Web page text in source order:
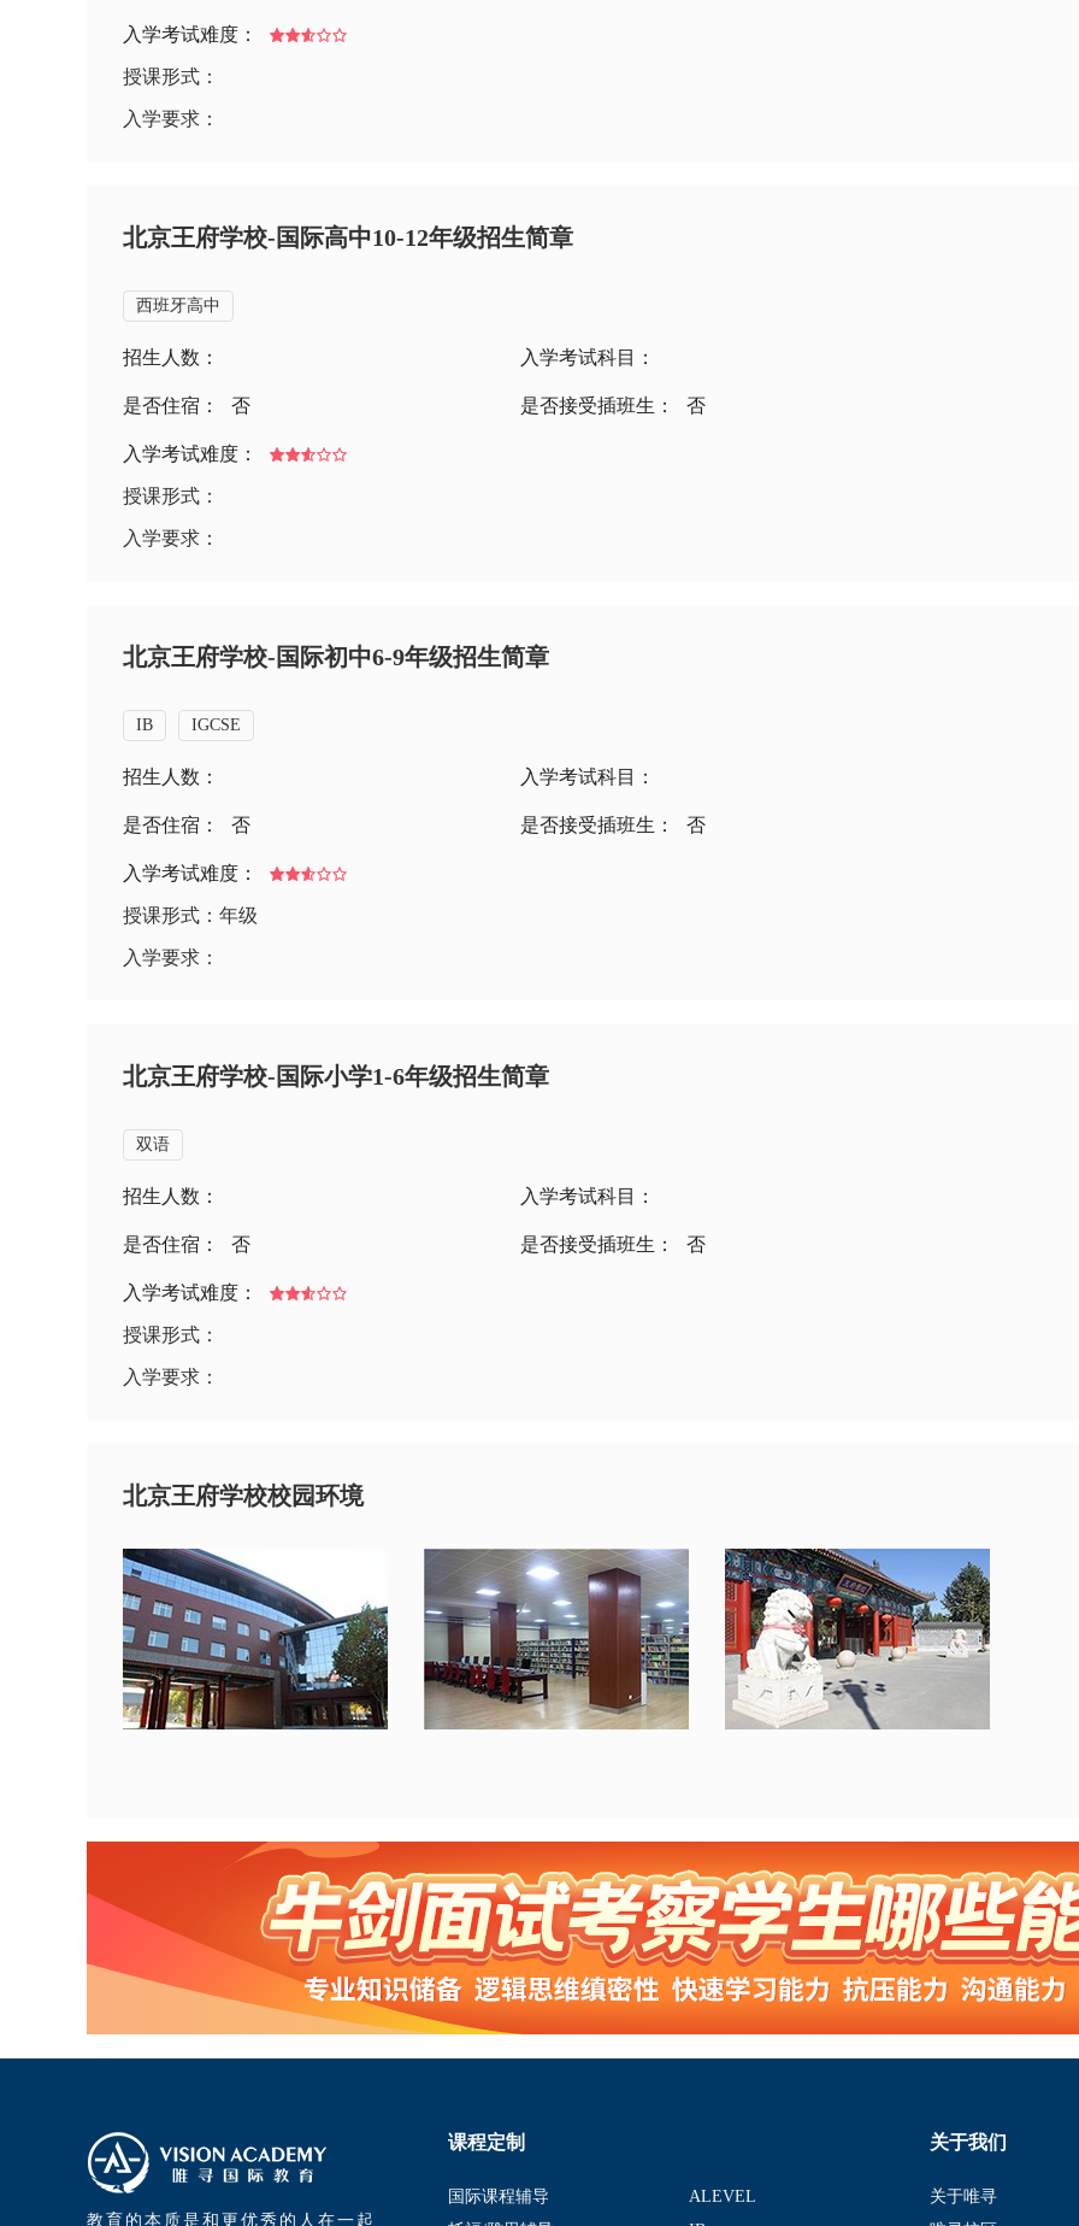
入学考试难度：
授课形式：
入学要求：
北京王府学校-国际高中10-12年级招生简章
西班牙高中
招生人数： 入学考试科目：
是否住宿： 否 是否接受插班生： 否
入学考试难度：
授课形式：
入学要求：
北京王府学校-国际初中6-9年级招生简章
IB IGCSE
招生人数： 入学考试科目：
是否住宿： 否 是否接受插班生： 否
入学考试难度：
授课形式：年级
入学要求：
北京王府学校-国际小学1-6年级招生简章
双语
招生人数： 入学考试科目：
是否住宿： 否 是否接受插班生： 否
入学考试难度：
授课形式：
入学要求：
北京王府学校校园环境
教育的本质是和更优秀的人在一起
课程定制
国际课程辅导
ALEVEL
关于我们
关于唯寻